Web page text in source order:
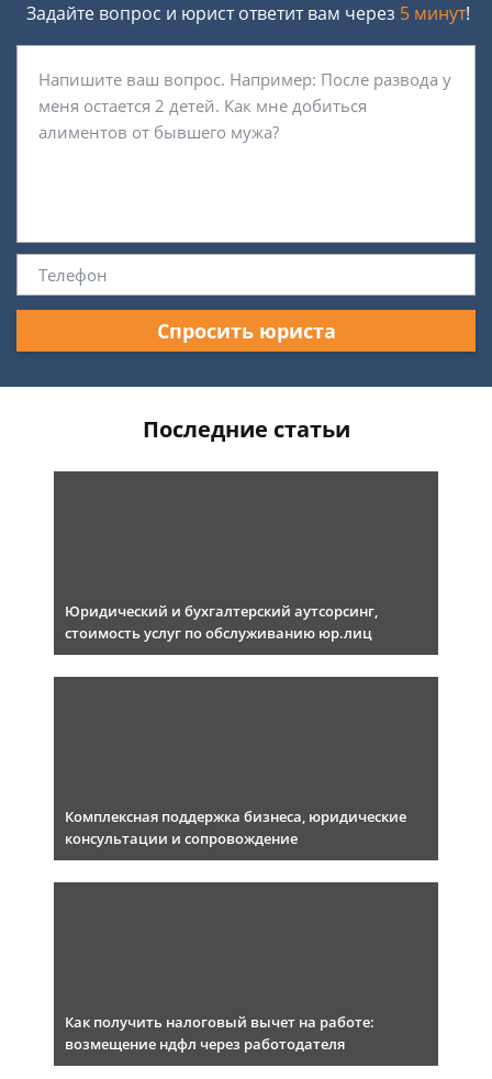
Задайте вопрос и юрист ответит вам через 5 минут!
Спросить юриста
Последние статьи
Юридический и бухгалтерский аутсорсинг,
стоимость услуг по обслуживанию юр.лиц
Комплексная поддержка бизнеса, юридические
консультации и сопровождение
Как получить налоговый вычет на работе:
возмещение ндфл через работодателя